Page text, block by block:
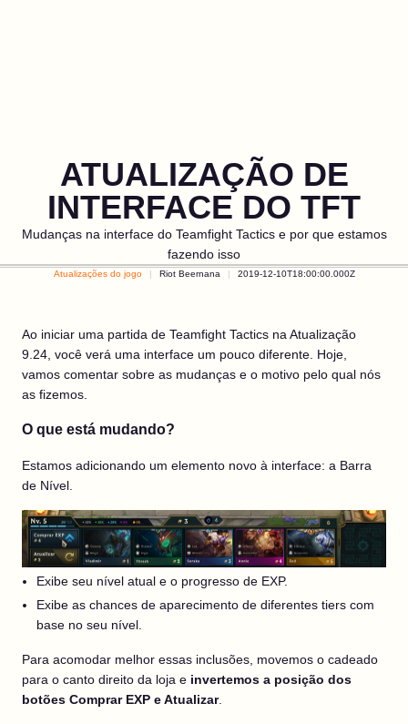
ATUALIZAÇÃO DE
INTERFACE DO TFT
Mudanças na interface do Teamfight Tactics e por que estamos
fazendo isso
Atualizações do jogo Riot Beernana 2019-12-10T18:00:00.000Z
Ao iniciar uma partida de Teamfight Tactics na Atualização
9.24, você verá uma interface um pouco diferente. Hoje,
vamos comentar sobre as mudanças e o motivo pelo qual nós
as fizemos.
O que está mudando?
Estamos adicionando um elemento novo à interface: a Barra
de Nível.
Exibe seu nível atual e o progresso de EXP.
Exibe as chances de aparecimento de diferentes tiers com
base no seu nível.
Para acomodar melhor essas inclusões, movemos o cadeado
para o canto direito da loja e invertemos a posição dos
botões Comprar EXP e Atualizar.